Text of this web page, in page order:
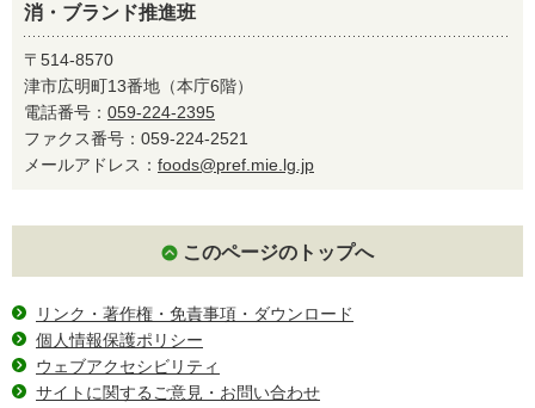
消・ブランド推進班
〒514-8570
津市広明町13番地（本庁6階）
電話番号： 059-224-2395
ファクス番号：059-224-2521
メールアドレス： foods@pref.mie.lg.jp
このページのトップへ
リンク・著作権・免責事項・ダウンロード
個人情報保護ポリシー
ウェブアクセシビリティ
サイトに関するご意見・お問い合わせ